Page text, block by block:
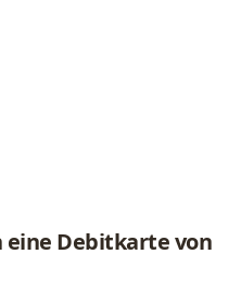
eine Debitkarte von